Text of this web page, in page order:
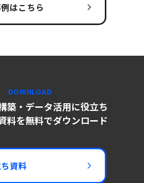
はこちら
DOWNLOAD
築・データ活用に役立ち
料を無料でダウンロード
資料